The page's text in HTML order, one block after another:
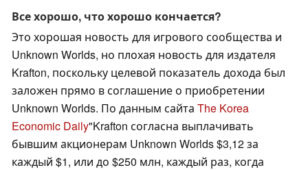
Все хорошо, что хорошо кончается?
Это хорошая новость для игрового сообщества и
Unknown Worlds, но плохая новость для издателя
Krafton, поскольку целевой показатель дохода был
заложен прямо в соглашение о приобретении
Unknown Worlds. По данным сайта The Korea
Economic Daily"Krafton согласна выплачивать
бывшим акционерам Unknown Worlds $3,12 за
каждый $1, или до $250 млн, каждый раз, когда